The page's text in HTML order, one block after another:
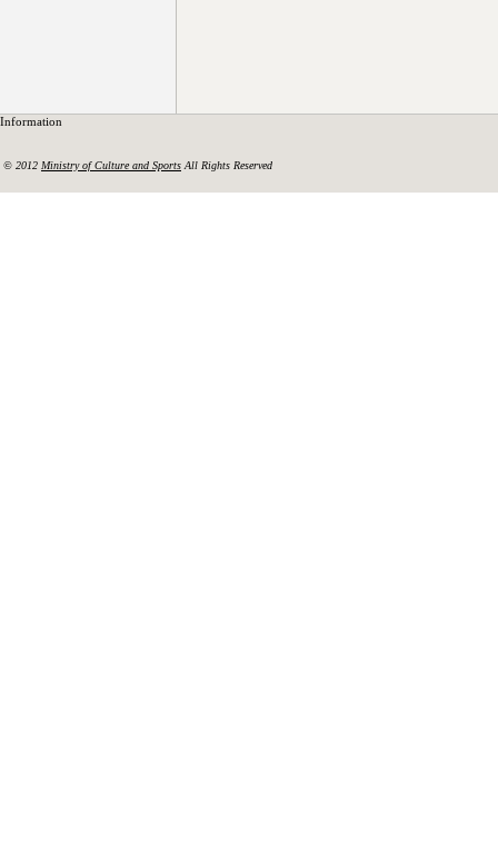
Information
© 2012 Ministry of Culture and Sports All Rights Reserved